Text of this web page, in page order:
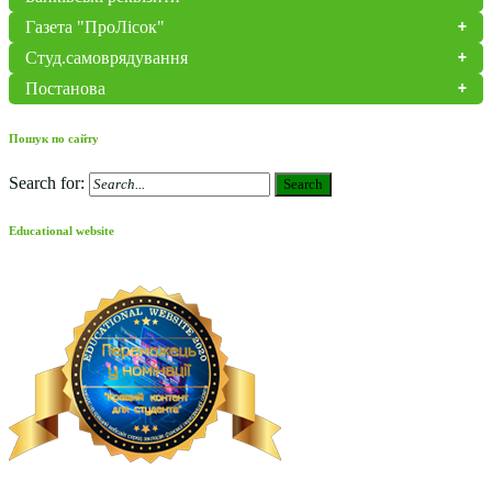
Газета "ПроЛісок"
Студ.самоврядування
Постанова
Пошук по сайту
Search for: Search
Educational website